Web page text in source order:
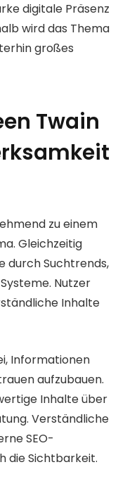
digitale Präsenz
wird das Thema
großes
Twain
zu einem
Gleichzeitig
durch Suchtrends,
Nutzer
Inhalte
Informationen
aufzubauen.
Inhalte über
Verständliche
SEO-
die Sichtbarkeit.